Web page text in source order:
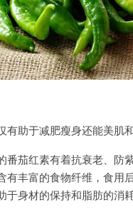
有助于减肥瘦身还能美肌和
番茄红素有着抗衰老、防
有丰富的食物纤维，食用
于身材的保持和脂肪的消耗